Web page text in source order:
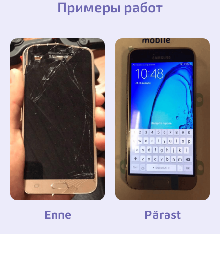
Примеры работ
Enne Pärast